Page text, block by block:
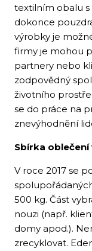
textilním obalu s
dokonce
výrobky je
firmy je mohou
partnery nebo
zodpovědný
životního
se do práce na
znevýhodnění
Sbírka oblečení
V roce 2017 se
500 kg. Část
nouzi (např.
domy apod.).
zrecyklovat.